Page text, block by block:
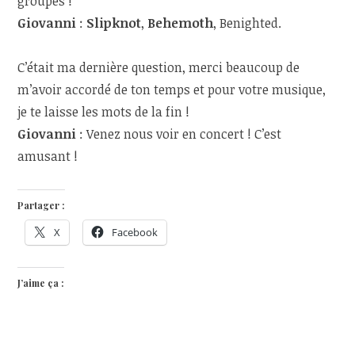
Giovanni : Slipknot, Behemoth, Benighted.
C’était ma dernière question, merci beaucoup de
m’avoir accordé de ton temps et pour votre musique,
je te laisse les mots de la fin !
Giovanni : Venez nous voir en concert ! C’est
amusant !
Partager :
X Facebook
J’aime ça :